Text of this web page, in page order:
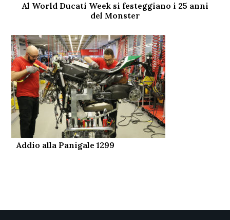
Al World Ducati Week si festeggiano i 25 anni
del Monster
Addio alla Panigale 1299